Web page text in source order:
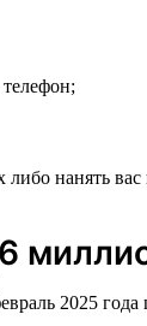
либо нанять
2025